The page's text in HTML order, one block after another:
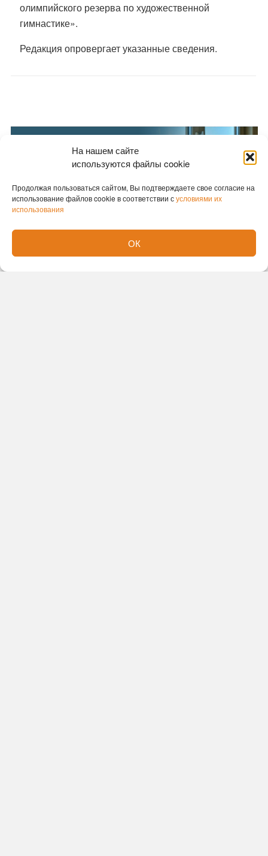
На нашем сайте
используются файлы cookie
Продолжая пользоваться сайтом, Вы подтверждаете свое согласие на
использование файлов cookie в соответствии сусловиями их
использования
ОК
олимпийского резерва по художественной
гимнастике».
Редакция опровергает указанные сведения.